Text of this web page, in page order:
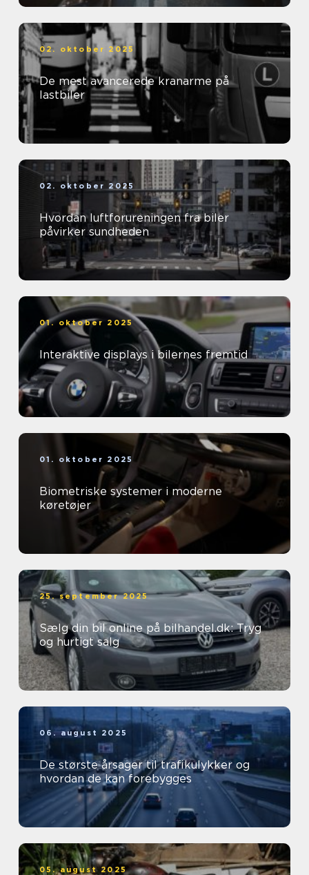
02. oktober 2025
De mest avancerede kranarme på
lastbiler
02. oktober 2025
Hvordan luftforureningen fra biler
påvirker sundheden
01. oktober 2025
Interaktive displays i bilernes fremtid
01. oktober 2025
Biometriske systemer i moderne
køretøjer
25. september 2025
Sælg din bil online på bilhandel.dk: Tryg
og hurtigt salg
06. august 2025
De største årsager til trafikulykker og
hvordan de kan forebygges
05. august 2025